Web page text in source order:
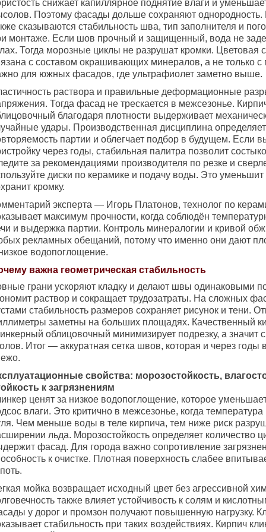
снижает капиллярное поднятие влаги и
Поэтому фасады дольше сохраняют однородность.
сказываются стабильность шва, тип заполнителя и
монтаже. Если шов прочный и защищенный, вода не
Тогда морозные циклы не разрушат кромки. Цветовая
с составом окрашивающих минералов, а не только с
для южных фасадов, где ультрафиолет заметно выше.
раствора и правильные деформационные
Тогда фасад не трескается в межсезонье.
благодаря плотности выдерживает
удары. Производственная дисциплина определяет
партии и облегчает подбор в будущем. Если
через годы, стабильная палитра позволит
за рекомендациями производителя по резке и
диски по керамике и подачу воды. Это
кромку.
эксперта — Игорь Платонов, технолог по
максимум прочности, когда соблюдён
и выдержка партии. Контроль минералогии и кривой
рекламных обещаний, потому что именно они дают
водопоглощение.
важна геометрическая стабильность
грани ускоряют кладку и делают швы одинаковыми
раствор и сокращает трудозатраты. На сложных
стабильность размеров сохраняет рисунок и тени.
заметны на больших площадях. Качественный
облицовочный минимизирует подрезку, а значит
Итог — аккуратная сетка швов, которая и через годы
свойства: морозостойкость,
к загрязнениям
ценят за низкое водопоглощение, которое
влаги. Это критично в межсезонье, когда температура
Чем меньше воды в теле кирпича, тем ниже риск
льда. Морозостойкость определяет количество
фасад. Для города важно сопротивление
к очистке. Плотная поверхность слабее
мойка возвращает исходный цвет без агрессивной
также влияет устойчивость к солям и
у дорог и промзон получают повышенную нагрузку.
стабильность при таких воздействиях. Кирпич